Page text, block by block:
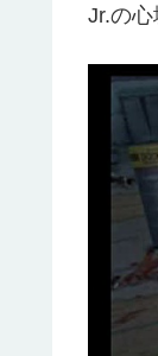
Jr.の